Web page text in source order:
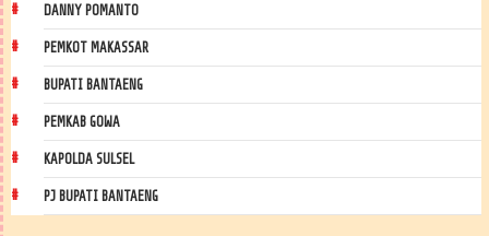
DANNY POMANTO
PEMKOT MAKASSAR
BUPATI BANTAENG
PEMKAB GOWA
KAPOLDA SULSEL
PJ BUPATI BANTAENG